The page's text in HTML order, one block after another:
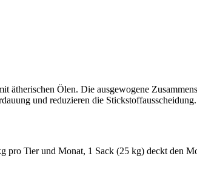
Ölen. Die ausgewogene
und reduzieren die Stickstoffausscheidung.
Tier und Monat, 1 Sack (25 kg) deckt den